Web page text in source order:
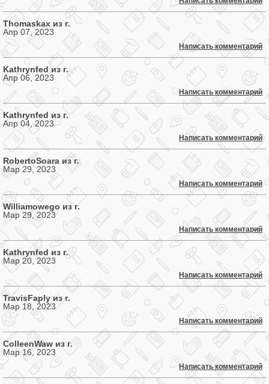
Thomaskax из г.
Апр 07, 2023
Написать комментарий
Kathrynfed из г.
Апр 06, 2023
Написать комментарий
Kathrynfed из г.
Апр 04, 2023
Написать комментарий
RobertoSoara из г.
Мар 29, 2023
Написать комментарий
Williamowego из г.
Мар 29, 2023
Написать комментарий
Kathrynfed из г.
Мар 20, 2023
Написать комментарий
TravisFaply из г.
Мар 18, 2023
Написать комментарий
ColleenWaw из г.
Мар 16, 2023
Написать комментарий